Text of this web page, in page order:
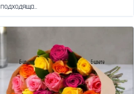
подходяща...